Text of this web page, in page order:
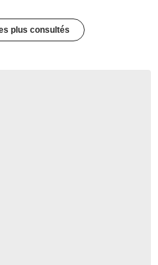
plus consultés